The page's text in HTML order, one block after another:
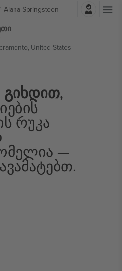
Alana Springsteen
შესვლა
United States
Რუკა
—